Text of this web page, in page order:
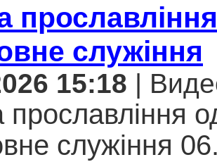
служіння
15:18 |
прославління
служіння